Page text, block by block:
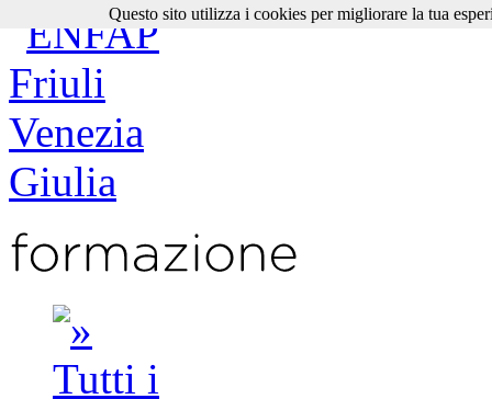
Questo sito utilizza i cookies per migliorare la tua